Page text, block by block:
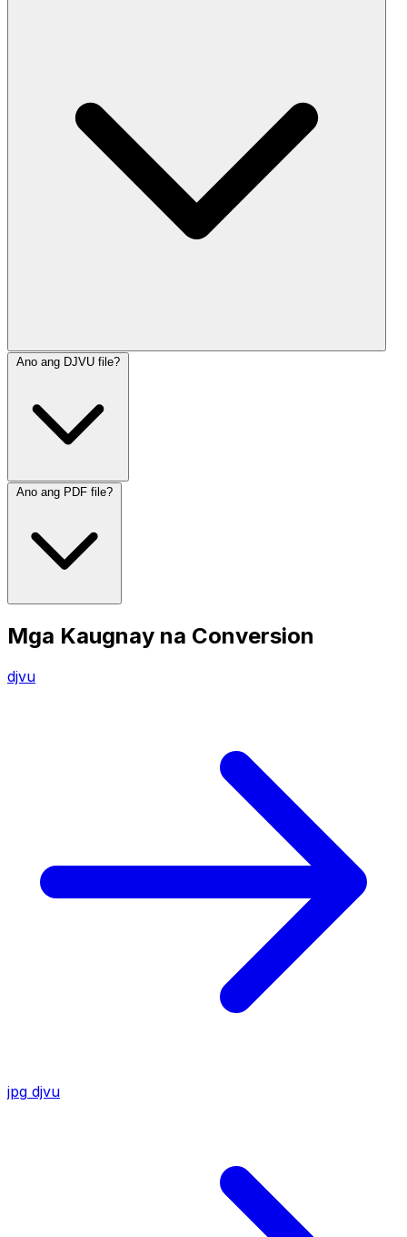
Ano ang DJVU file?
Ano ang PDF file?
Mga Kaugnay na Conversion
djvu
jpg djvu